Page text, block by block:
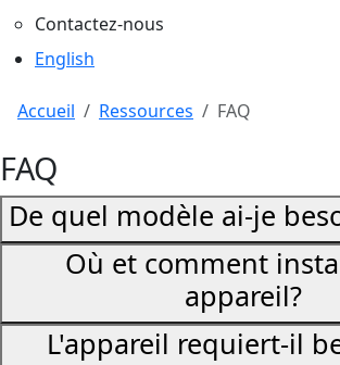
Contactez-nous
Sélectionnez votre langue
English
Accueil Ressources FAQ
FAQ
De quel modèle ai-je
Où et comment
appareil?
L'appareil requiert-il